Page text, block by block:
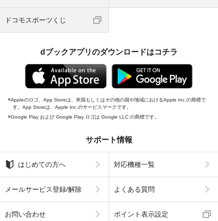
ドコモスポーツくじ
dブックアプリのダウンロードはコチラ
Appleのロゴ、App Storeは、米国もしくはその他の国や地域におけるApple Inc.の商標で
す。App Storeは、Apple Inc.のサービスマークです。
Google Play および Google Play ロゴは Google LLC の商標です。
サポート情報
はじめての方へ 対応機種一覧
メールサービス登録/解除 よくある質問
お問い合わせ ポイント表示設定